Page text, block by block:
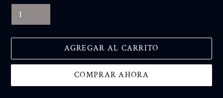
AGREGAR AL CARRITO
COMPRAR AHORA